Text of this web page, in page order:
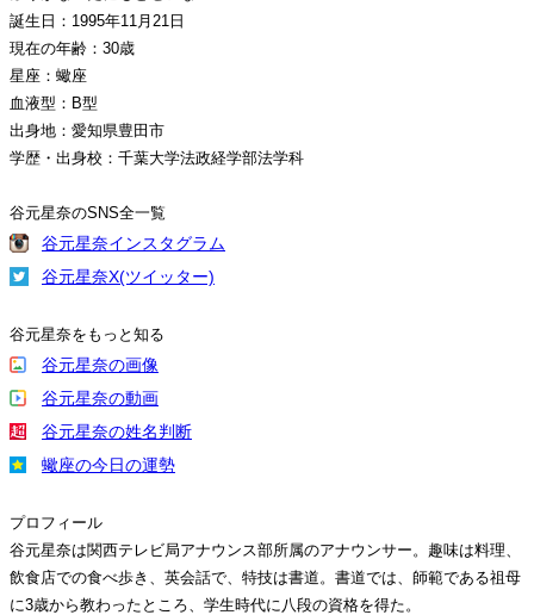
誕生日：1995年11月21日
現在の年齢：30歳
星座：蠍座
血液型：B型
出身地：愛知県豊田市
学歴・出身校：千葉大学法政経学部法学科
谷元星奈のSNS全一覧
谷元星奈インスタグラム
谷元星奈X(ツイッター)
谷元星奈をもっと知る
谷元星奈の画像
谷元星奈の動画
谷元星奈の姓名判断
蠍座の今日の運勢
プロフィール
谷元星奈は関西テレビ局アナウンス部所属のアナウンサー。趣味は料理、
飲食店での食べ歩き、英会話で、特技は書道。書道では、師範である祖母
に3歳から教わったところ、学生時代に八段の資格を得た。